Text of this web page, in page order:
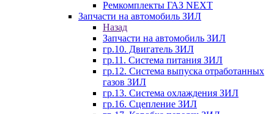
Ремкомплекты ГАЗ NEXT
Запчасти на автомобиль ЗИЛ
Назад
Запчасти на автомобиль ЗИЛ
гр.10. Двигатель ЗИЛ
гр.11. Система питания ЗИЛ
гр.12. Система выпуска отработанных
газов ЗИЛ
гр.13. Система охлаждения ЗИЛ
гр.16. Сцепление ЗИЛ